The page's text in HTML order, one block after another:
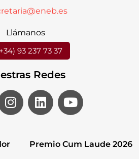
Llámanos
93 237 73 37
Redes
Premio Cum Laude 2026